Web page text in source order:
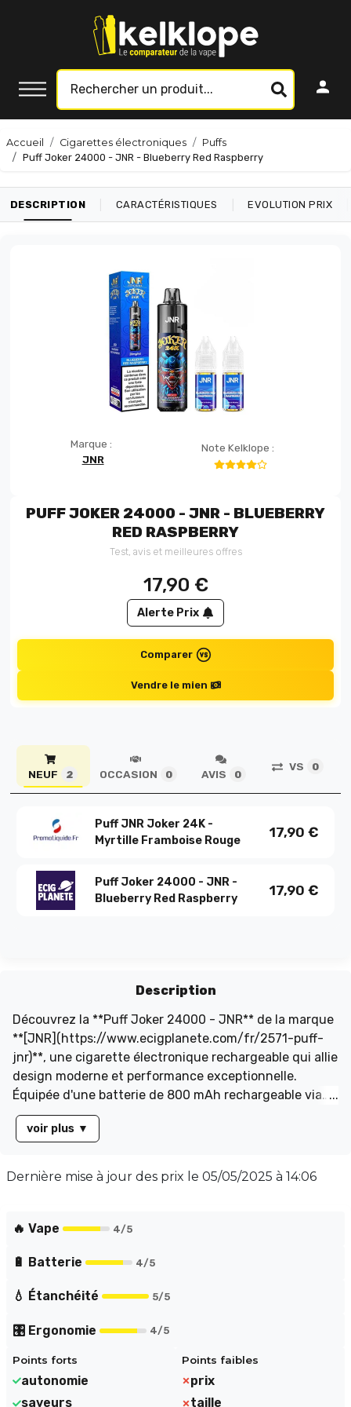
Accueil Cigarettes électroniques
Puffs
Puff Joker 24000 - JNR - Blueberry Red Raspberry
DESCRIPTION CARACTÉRISTIQUES EVOLUTION PRIX
Marque :
JNR
Note Kelklope :
PUFF JOKER 24000 - JNR - BLUEBERRY
RED RASPBERRY
Test, avis et meilleures offres
17,90 €
Alerte Prix
Comparer
Vendre le mien
NEUF 2 OCCASION 0 AVIS 0
VS 0
Puff JNR Joker 24K -
Myrtille Framboise Rouge
17,90 €
Puff Joker 24000 - JNR -
Blueberry Red Raspberry
17,90 €
Description
Découvrez la **Puff Joker 24000 - JNR** de la marque
**[JNR](https://www.ecigplanete.com/fr/2571-puff-
jnr)**, une cigarette électronique rechargeable qui allie
design moderne et performance exceptionnelle.
Équipée d'une batterie de 800 mAh rechargeable via
USB-C (câble non fourni), elle garantit une utilisation
prolongée sans interruption. Son système **auto-
LED colorée s'illumine à chaque bouffée pour un effet
totale de 12 ml de e-liquide, offrant jusqu'à **24 000
voir plus ▼
Dernière mise à jour des prix le 05/05/2025 à 14:06
🔥 Vape 4/5
🔋 Batterie 4/5
💧 Étanchéité 5/5
🎛️ Ergonomie 4/5
Points forts
autonomie
saveurs
Points faibles
prix
taille